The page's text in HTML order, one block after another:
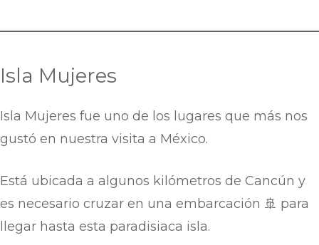
Isla Mujeres
Isla Mujeres fue uno de los lugares que más nos
gustó en nuestra visita a México.
Está ubicada a algunos kilómetros de Cancún y
es necesario cruzar en una embarcación 🚢 para
llegar hasta esta paradisiaca isla.